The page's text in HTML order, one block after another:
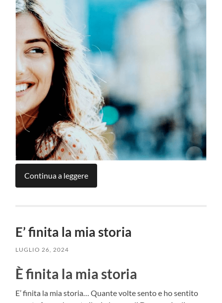
Continua a leggere
E’ finita la mia storia
LUGLIO 26, 2024
È finita la mia storia
E’ finita la mia storia… Quante volte sento e ho sentito